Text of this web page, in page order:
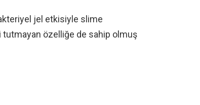
jel etkisiyle slime
özelliğe de sahip olmuş